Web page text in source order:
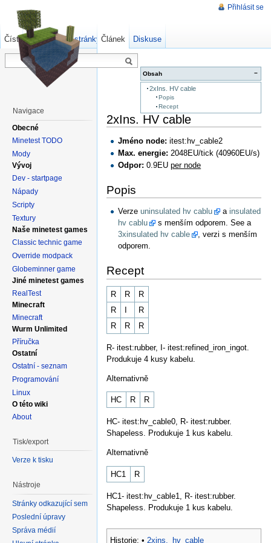
−
Obsah
2xIns. HV cable
Popis
Recept
2xIns. HV cable
Jméno node: itest:hv_cable2
Max. energie: 2048EU/tick (40960EU/s)
Odpor: 0.9EUper node
Popis
Verzeuninsulated hv cablu ainsulated
hv cablu
s menším odporem. See a
3xinsulated hv cable
, verzi s menším
odporem.
Recept
R R
R
R
R
R
R R
R- itest:rubber, I- itest:refined_iron_ingot.
Produkuje 4 kusy kabelu.
Alternativně
HC R R
HC- itest:hv_cable0, R- itest:rubber.
Shapeless. Produkuje 1 kus kabelu.
Alternativně
HC1 R
HC1- itest:hv_cable1, R- itest:rubber.
Shapeless. Produkuje 1 kus kabelu.
Historie: • 2xins._hv_cable
Přihlásit se
Článek Diskuse
Číst Zdrojový kód stránky Starší verze
Navigace
Obecné
Minetest TODO
Mody
Vývoj
Dev - startpage
Nápady
Scripty
Textury
Naše minetest games
Classic technic game
Override modpack
Globeminner game
Jiné minetest games
RealTest
Minecraft
Minecraft
Wurm Unlimited
Příručka
Ostatní
Ostatní - seznam
Programování
Linux
O této wiki
About
Tisk/export
Verze k tisku
Nástroje
Stránky odkazující sem
Poslední úpravy
Správa médií